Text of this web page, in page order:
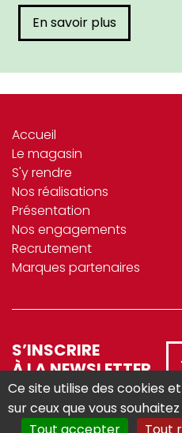
En savoir plus
Accueil
Le magasin
S'y rendre
Nos réalisations
Présentation
Nos engagements
Recrutement
Marques partenaires
S’INSCRIRE
À LA NEWSLETTER
Ce site utilise des cookies
sur ceux que vous